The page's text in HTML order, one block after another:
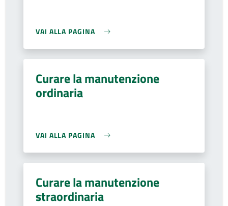
VAI ALLA PAGINA
Curare la manutenzione
ordinaria
VAI ALLA PAGINA
Curare la manutenzione
straordinaria